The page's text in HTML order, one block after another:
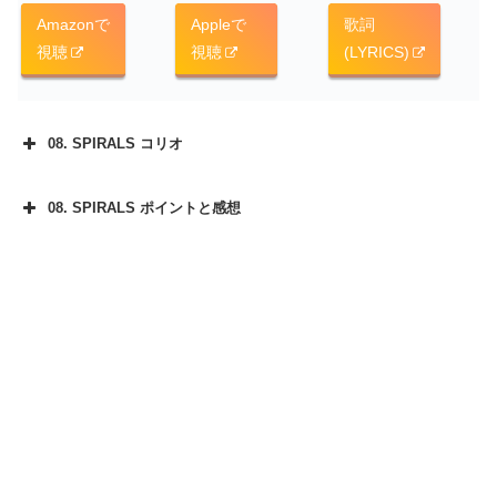
Amazonで
視聴
Appleで
視聴
歌詞
(LYRICS)
08. SPIRALS コリオ
08. SPIRALS ポイントと感想